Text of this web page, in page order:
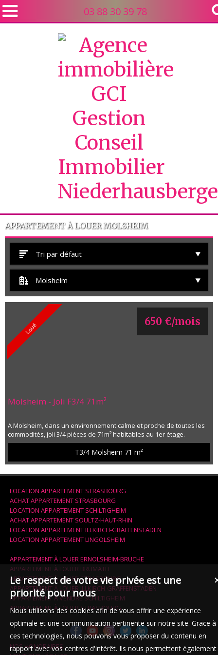
03 88 30 39 78
APPARTEMENT À LOUER MOLSHEIM
Tri par défaut
Molsheim
Loué
Molsheim - Joli F3/4 71m²
A Molsheim, dans un environnement calme et proche de toutes les
commodités, joli 3/4 pièces de 71m² habitables au 1er étage.
L'appartement est composé d'un hall d'entrée, d'un spacieux
salon/séjour donnant accès à un balcon, d'une cuisine aménagée
et équipée avec accès à une loggia, 2 chambres (9m² et 12m²) dont
vasque et branc...
T3/4 Molsheim 71 m²
650 €/mois
LOCATION APPARTEMENT STRASBOURG
ACHAT APPARTEMENT STRASBOURG
LOCATION APPARTEMENT SCHILTIGHEIM
ACHAT APPARTEMENT SOULTZ-HAUT-RHIN
LOCATION APPARTEMENT ILLKIRCH-GRAFFENSTADEN
LOCATION APPARTEMENT LINGOLSHEIM
APPARTEMENT À LOUER ERNOLSHEIM-BRUCHE
APPARTEMENT À LOUER BRUMATH
APPARTEMENT À LOUER STRASBOURG
APPARTEMENT À LOUER ILLKIRCH-GRAFFENSTADEN
APPARTEMENT À VENDRE SCHILTIGHEIM
APPARTEMENT À LOUER STRASBOURG
NOS HONORAIRES
Le respect de votre vie privée est une
priorité pour nous
Nous utilisons des cookies afin de vous offrir une expérience
optimale et une communication pertinente sur notre site. Grace à
ces technologies, nous pouvons vous proposer du contenu en
rapport avec vos centres d'intérêt. Ils nous permettent également